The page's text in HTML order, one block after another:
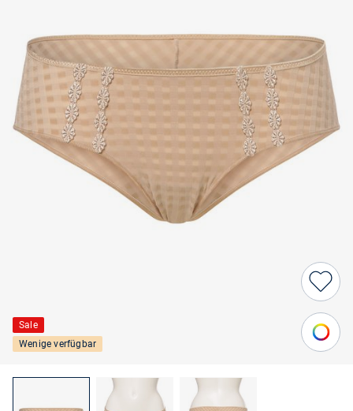
Sale
Wenige verfügbar